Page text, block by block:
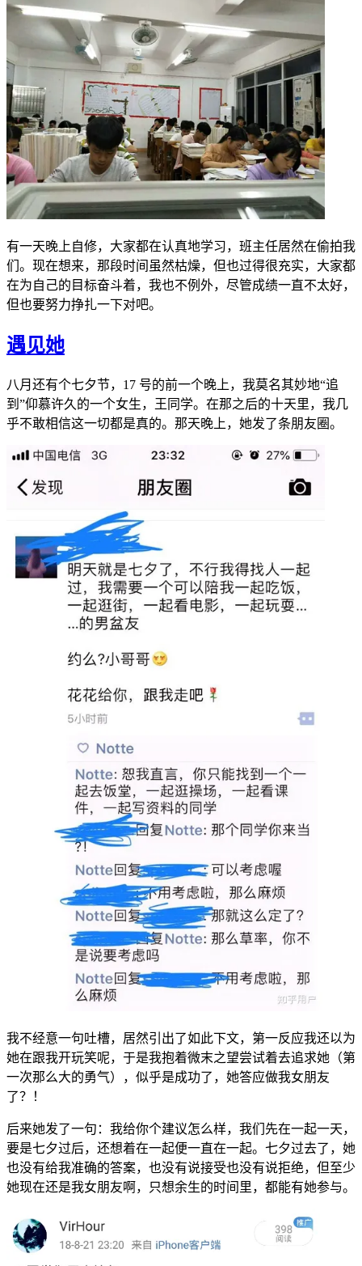
有一天晚上自修，大家都在认真地学习，班主任居然在偷拍我
们。现在想来，那段时间虽然枯燥，但也过得很充实，大家都
在为自己的目标奋斗着，我也不例外，尽管成绩一直不太好，
但也要努力挣扎一下对吧。
遇见她
八月还有个七夕节，17 号的前一个晚上，我莫名其妙地“追
到”仰慕许久的一个女生，王同学。在那之后的十天里，我几
乎不敢相信这一切都是真的。那天晚上，她发了条朋友圈。
我不经意一句吐槽，居然引出了如此下文，第一反应我还以为
她在跟我开玩笑呢，于是我抱着微末之望尝试着去追求她（第
一次那么大的勇气），似乎是成功了，她答应做我女朋友
了？！
后来她发了一句：我给你个建议怎么样，我们先在一起一天，
要是七夕过后，还想着在一起便一直在一起。七夕过去了，她
也没有给我准确的答案，也没有说接受也没有说拒绝，但至少
她现在还是我女朋友啊，只想余生的时间里，都能有她参与。